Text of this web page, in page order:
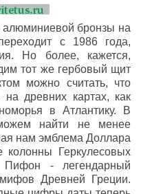
алюминиевой бронзы на
с 1986 года,
Но более, кажется,
тот же гербовый щит
можно считать, что
древних картах, как
в Атлантику. В
найти не менее
нам эмблема Доллара
Геркулесовых
Пифон - легендарный
Древней Греции.